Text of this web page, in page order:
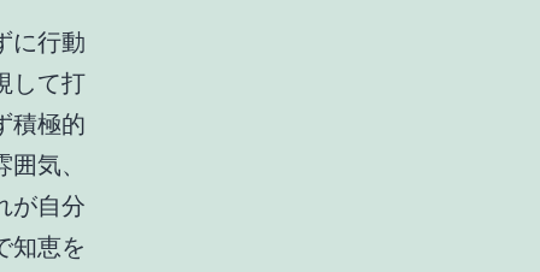
に行動
して打
積極的
気、
が自分
知恵を